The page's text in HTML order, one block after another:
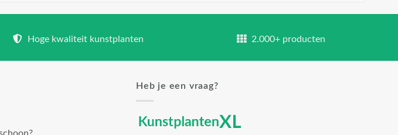
Hoge kwaliteit kunstplanten 2.000+ producten
Heb je een vraag?